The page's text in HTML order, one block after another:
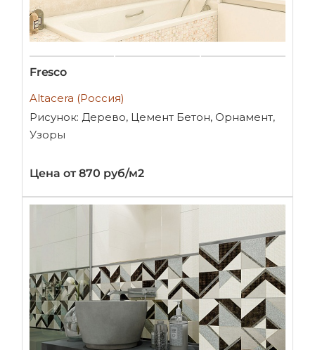
Fresco
Altacera (Россия)
Рисунок: Дерево, Цемент Бетон, Орнамент,
Узоры
Цена от 870 руб/м2